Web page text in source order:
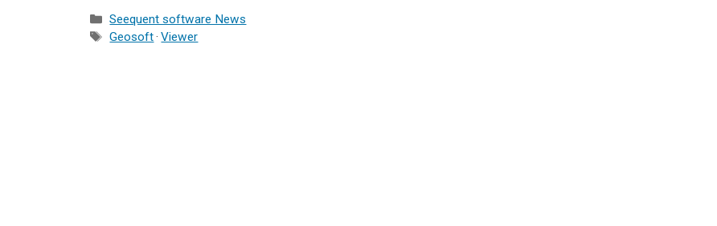
Facebook
X
(Twitter)
LinkedIn
EmailWhatsApp
Categorie
Seequent software News
Tag
Geosoft·Viewer